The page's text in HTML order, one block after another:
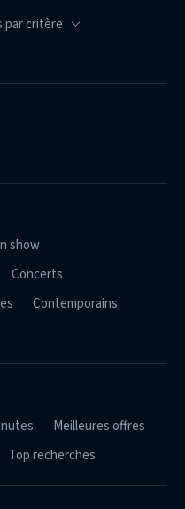
show
Concerts
Contemporains
Meilleures offres
Top recherches